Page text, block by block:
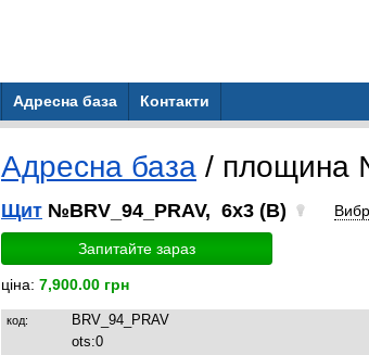
Адресна база Контакти
Адресна база / площина
Щит №BRV_94_PRAV, 6x3 (B)
Запитайте зараз
ціна: 7,900.00 грн
код:
BRV_94_PRAV
ots:0